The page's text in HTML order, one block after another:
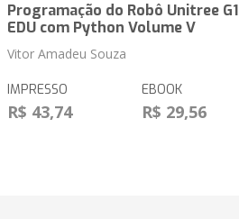
Programação do Robô Unitree G1
EDU com Python Volume V
Vitor Amadeu Souza
IMPRESSO
R$ 43,74
EBOOK
R$ 29,56